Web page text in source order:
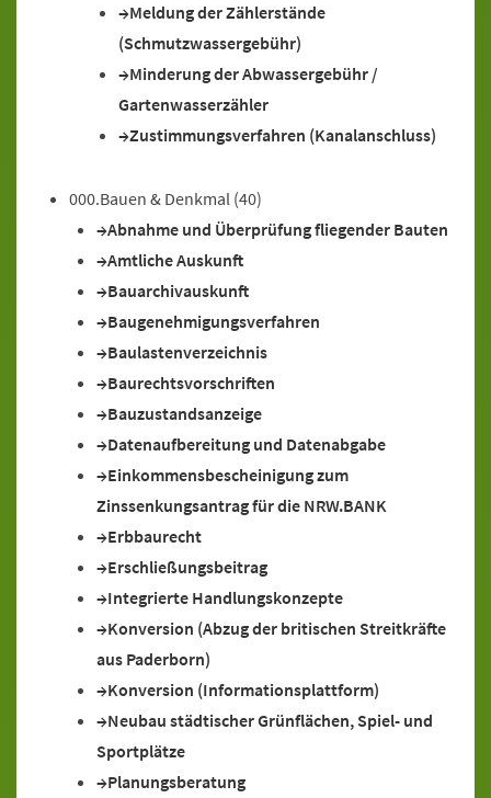
Meldung der Zählerstände
(Schmutzwassergebühr)
Minderung der Abwassergebühr /
Gartenwasserzähler
Zustimmungsverfahren (Kanalanschluss)
000.Bauen & Denkmal (40)
Abnahme und Überprüfung fliegender Bauten
Amtliche Auskunft
Bauarchivauskunft
Baugenehmigungsverfahren
Baulastenverzeichnis
Baurechtsvorschriften
Bauzustandsanzeige
Datenaufbereitung und Datenabgabe
Einkommensbescheinigung zum
Zinssenkungsantrag für die NRW.BANK
Erbbaurecht
Erschließungsbeitrag
Integrierte Handlungskonzepte
Konversion (Abzug der britischen Streitkräfte
aus Paderborn)
Konversion (Informationsplattform)
Neubau städtischer Grünflächen, Spiel- und
Sportplätze
Planungsberatung